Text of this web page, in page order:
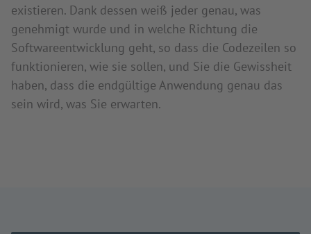
existieren. Dank dessen weiß jeder genau, was
genehmigt wurde und in welche Richtung die
Softwareentwicklung geht, so dass die Codezeilen so
funktionieren, wie sie sollen, und Sie die Gewissheit
haben, dass die endgültige Anwendung genau das
sein wird, was Sie erwarten.